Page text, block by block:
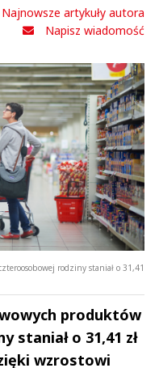
Najnowsze artykuły autora
Napisz wiadomość
rodziny staniał o 31,41
produktów
staniał o 31,41 zł
wzrostowi